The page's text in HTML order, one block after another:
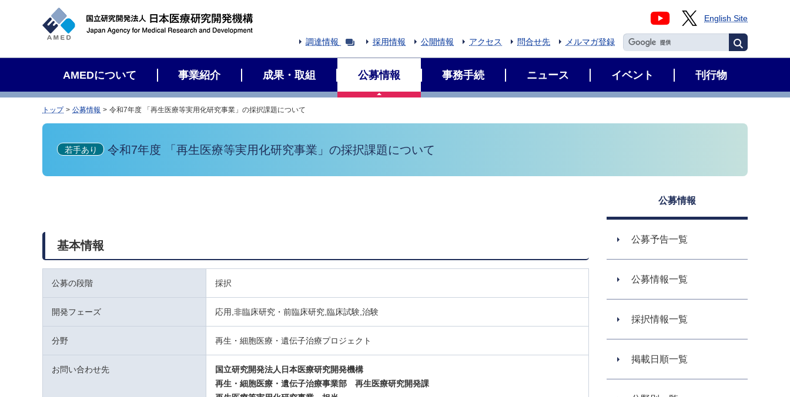
English Site
調達情報 採用情報 公開情報 アクセス 問合せ先 メルマガ登録
AMEDについて 事業紹介 成果・取組 公募情報 事務手続 ニュース イベント 刊行物
トップ 公募情報 令和7年度 「再生医療等実用化研究事業」の採択課題について
若手あり 令和7年度 「再生医療等実用化研究事業」の採択課題について
基本情報
公募の段階 採択
開発フェーズ 応用,非臨床研究・前臨床研究,臨床試験,治験
分野 再生・細胞医療・遺伝子治療プロジェクト
お問い合わせ先
国立研究開発法人日本医療研究開発機構
再生・細胞医療・遺伝子治療事業部 再生医療研究開発課
公募情報
公募予告一覧
公募情報一覧
採択情報一覧
掲載日順一覧